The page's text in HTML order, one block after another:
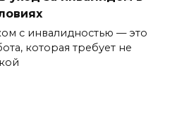
с инвалидностью — это
которая требует не